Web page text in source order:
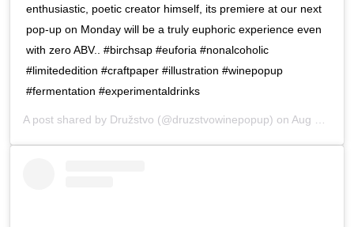
enthusiastic, poetic creator himself, its premiere at our next
pop-up on Monday will be a truly euphoric experience even
with zero ABV.. #birchsap #euforia #nonalcoholic
#limitededition #craftpaper #illustration #winepopup
#fermentation #experimentaldrinks
A post shared by Družstvo (@druzstvowinepopup) on Aug 30, 2019 at 6:06am PDT